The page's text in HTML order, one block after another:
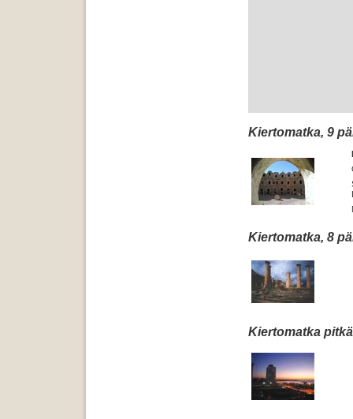
Kiertomatka, 9
Kiertomatka, 8
Kiertomatka